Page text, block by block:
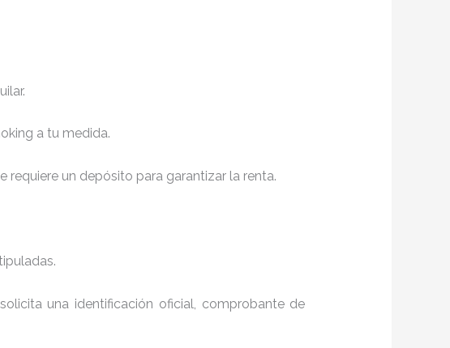
a tu medida.
un depósito para garantizar la renta.
una identificación oficial, comprobante de